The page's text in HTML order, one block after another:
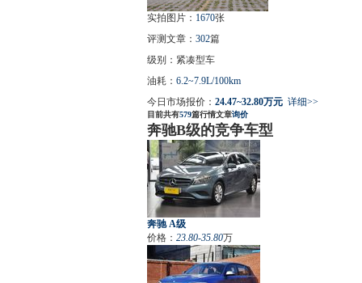
实拍图片： 1670张
评测文章： 302篇
级别：紧凑型车
油耗： 6.2~7.9L/100km
今日市场报价： 24.47~32.80万元 详细>>
目前共有579篇行情文章询价
奔驰B级的竞争车型
奔驰 A级
价格： 23.80-35.80万